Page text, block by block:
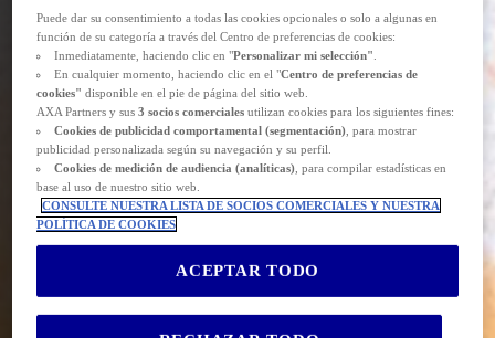
Puede dar su consentimiento a todas las cookies opcionales o solo a algunas en
función de su categoría a través del Centro de preferencias de cookies:
Inmediatamente, haciendo clic en "Personalizar mi selección"
En cualquier momento, haciendo clic en el "Centro de preferencias de
cookies" disponible en el pie de página del sitio web.
AXA Partners y sus3 socios comerciales utilizan cookies para los siguientes fines:
Cookies de publicidad comportamental (segmentación), para mostrar
publicidad personalizada según su navegación y su perfil.
Cookies de medición de audiencia (analíticas), para compilar estadísticas en
base al uso de nuestro sitio web.
CONSULTE NUESTRA LISTA DE SOCIOS COMERCIALES Y NUESTRA
POLÍTICA DE COOKIES
ACEPTAR TODO